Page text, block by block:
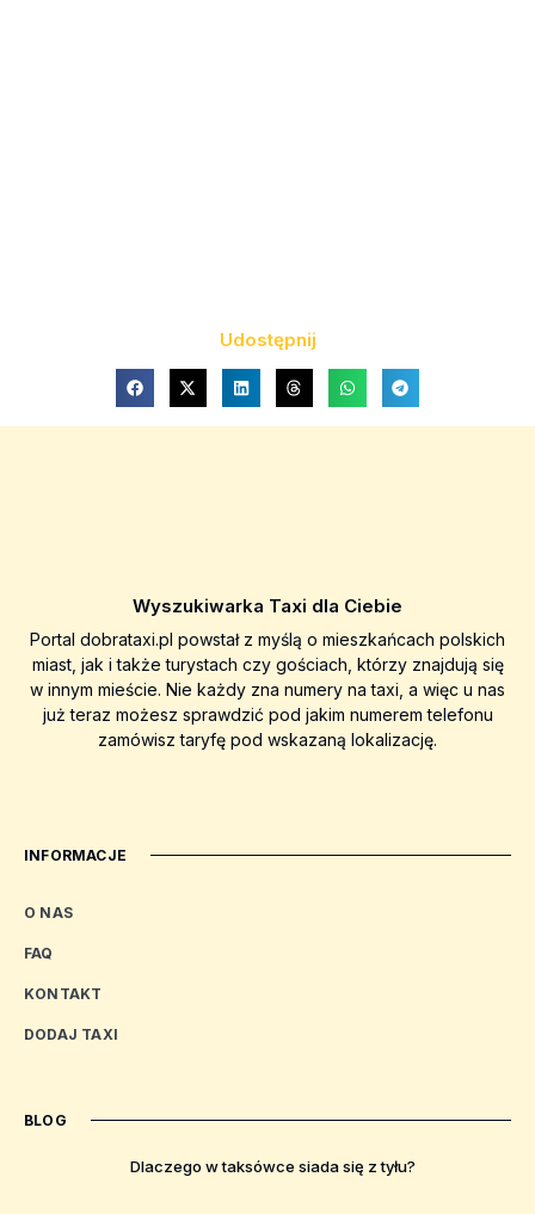
Udostępnij
Wyszukiwarka Taxi dla Ciebie
Portal dobrataxi.pl powstał z myślą o mieszkańcach polskich
miast, jak i także turystach czy gościach, którzy znajdują się
w innym mieście. Nie każdy zna numery na taxi, a więc u nas
już teraz możesz sprawdzić pod jakim numerem telefonu
zamówisz taryfę pod wskazaną lokalizację.
INFORMACJE
O NAS
FAQ
KONTAKT
DODAJ TAXI
BLOG
Dlaczego w taksówce siada się z tyłu?